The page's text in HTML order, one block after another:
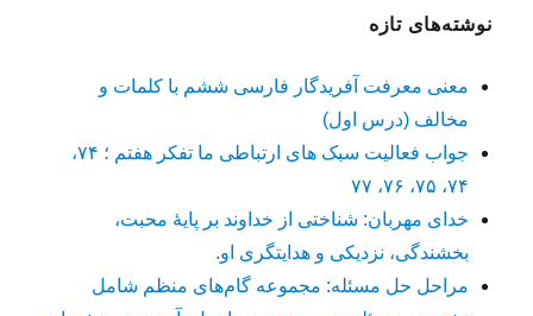
نوشته‌های تازه
معنی معرفت آفریدگار فارسی ششم با کلمات و
مخالف (درس اول)
جواب فعالیت سبک های ارتباطی ما تفکر هفتم ؛ ۷۴،
۷۴، ۷۵، ۷۶، ۷۷
خدای مهربان: شناختی از خداوند بر پایهٔ محبت،
بخشندگی، نزدیکی و هدایتگری او.
مراحل حل مسئله: مجموعه گام‌های منظم شامل